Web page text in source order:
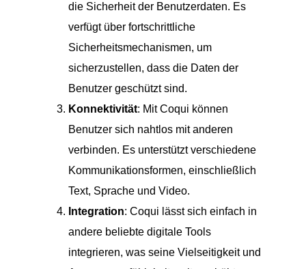
die Sicherheit der Benutzerdaten. Es
verfügt über fortschrittliche
Sicherheitsmechanismen, um
sicherzustellen, dass die Daten der
Benutzer geschützt sind.
Konnektivität: Mit Coqui können
Benutzer sich nahtlos mit anderen
verbinden. Es unterstützt verschiedene
Kommunikationsformen, einschließlich
Text, Sprache und Video.
Integration: Coqui lässt sich einfach in
andere beliebte digitale Tools
integrieren, was seine Vielseitigkeit und